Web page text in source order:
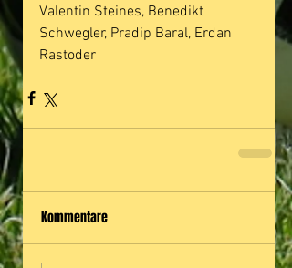
Valentin Steines, Benedikt
Schwegler, Pradip Baral, Erdan
Rastoder
Kommentare